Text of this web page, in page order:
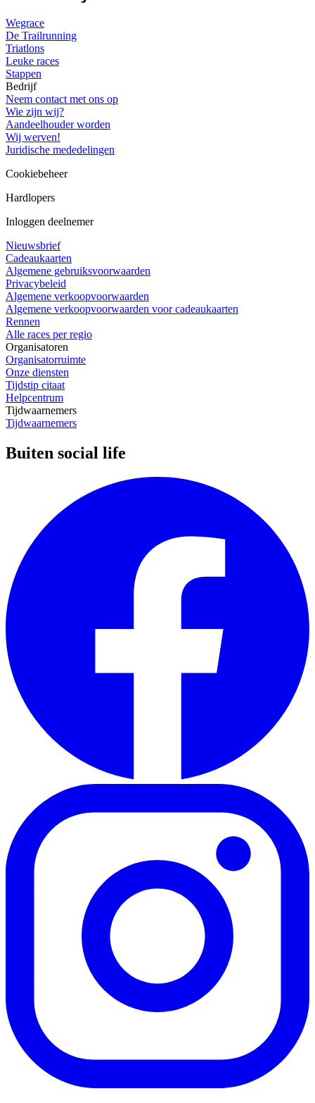
Wegrace
De Trailrunning
Triatlons
Leuke races
Stappen
Bedrijf
Neem contact met ons op
Wie zijn wij?
Aandeelhouder worden
Wij werven!
Juridische mededelingen
Cookiebeheer
Hardlopers
Inloggen deelnemer
Nieuwsbrief
Cadeaukaarten
Algemene gebruiksvoorwaarden
Privacybeleid
Algemene verkoopvoorwaarden
Algemene verkoopvoorwaarden voor cadeaukaarten
Rennen
Alle races per regio
Organisatoren
Organisatorruimte
Onze diensten
Tijdstip citaat
Helpcentrum
Tijdwaarnemers
Tijdwaarnemers
Buiten social life